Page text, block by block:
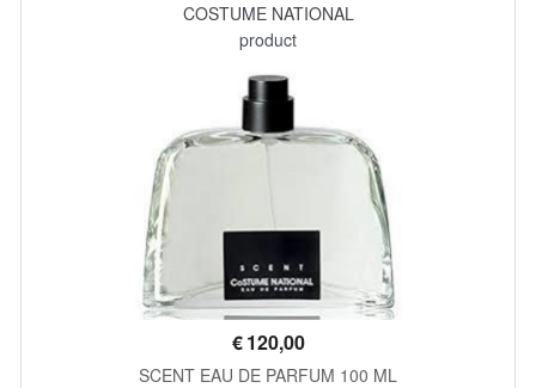
COSTUME NATIONAL
product
€120,00
SCENT EAU DE PARFUM 100 ML